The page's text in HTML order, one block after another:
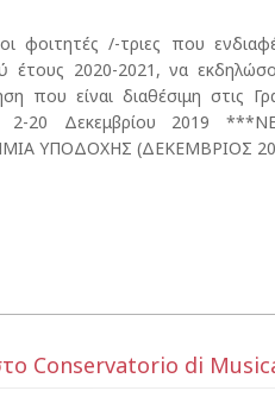
φοιτητές /-τριες που
έτους 2020-2021, να
που είναι διαθέσιμη στις
2-20 Δεκεμβρίου 2019
ΥΠΟΔΟΧΗΣ (ΔΕΚΕΜΒΡΙΟΣ
Conservatorio di